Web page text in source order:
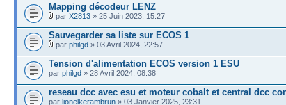
Mapping décodeur LENZ
par X2813 » 25 Juin 2023, 15:27
Sauvegarder sa liste sur ECOS 1
par philgd » 03 Avril 2024, 22:57
Tension d'alimentation ECOS version 1 ESU
par philgd » 28 Avril 2024, 08:38
reseau dcc avec esu et moteur cobalt et central dcc
par lionelkerambrun » 03 Janvier 2025, 23:31